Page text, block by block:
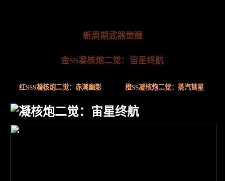
新周期武器觉醒
金SS凝核炮二觉：宙星终航
红SSS凝核炮二觉：赤潮幽影 橙SS凝核炮二觉：蒸汽彗星
凝核炮二觉：宙星终航